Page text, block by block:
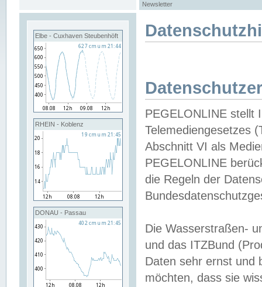
Newsletter
Elbe - Cuxhaven Steubenhöft
RHEIN - Koblenz
DONAU - Passau
PEGELONLINE stellt
Telemediengesetzes
Abschnitt VI als
PEGELONLINE
die Regeln der
Die Wasserstraßen-
und das ITZBund
Daten sehr ernst und
möchten, dass sie